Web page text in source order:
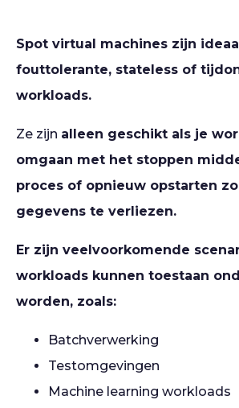
Spot virtual machines zijn
fouttolerante, stateless of
workloads.
Ze zijn alleen geschikt als je
omgaan met het stoppen
proces of opnieuw opstarten
gegevens te verliezen.
Er zijn veelvoorkomende
workloads kunnen toestaan
worden, zoals:
Batchverwerking
Testomgevingen
Machine learning workloads